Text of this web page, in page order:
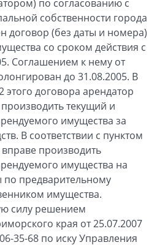
по согласованию с
собственности города
договор (без даты и номера)
со сроком действия с
Соглашением к нему от
до 31.08.2005. В
этого договора арендатор
текущий и
имущества за
В соответствии с пунктом
производить
имущества на
предварительному
имущества.
силу решением
края от 25.07.2007
35-68 по иску Управления